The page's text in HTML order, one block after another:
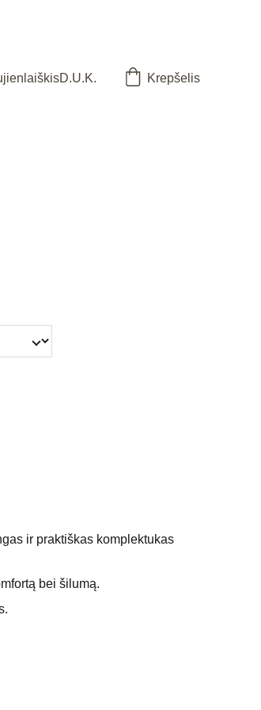
D.U.K. Krepšelis
ir praktiškas komplektukas
bei šilumą.